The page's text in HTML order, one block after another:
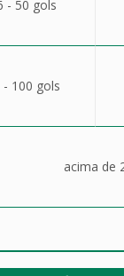
- 50 gols
- 100 gols
acima de